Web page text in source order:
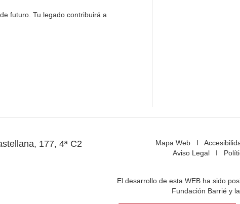
futuro. Tu legado contribuirá a
177, 4ª C2
Mapa WebI
Aviso Legal I
El desarrollo de esta WEB ha sido
Fundación Barrié y